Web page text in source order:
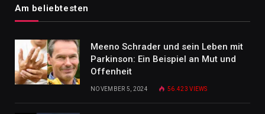
Am beliebtesten
Meeno Schrader und sein Leben mit
Parkinson: Ein Beispiel an Mut und
Offenheit
NOVEMBER 5, 2024 56.423VIEWS